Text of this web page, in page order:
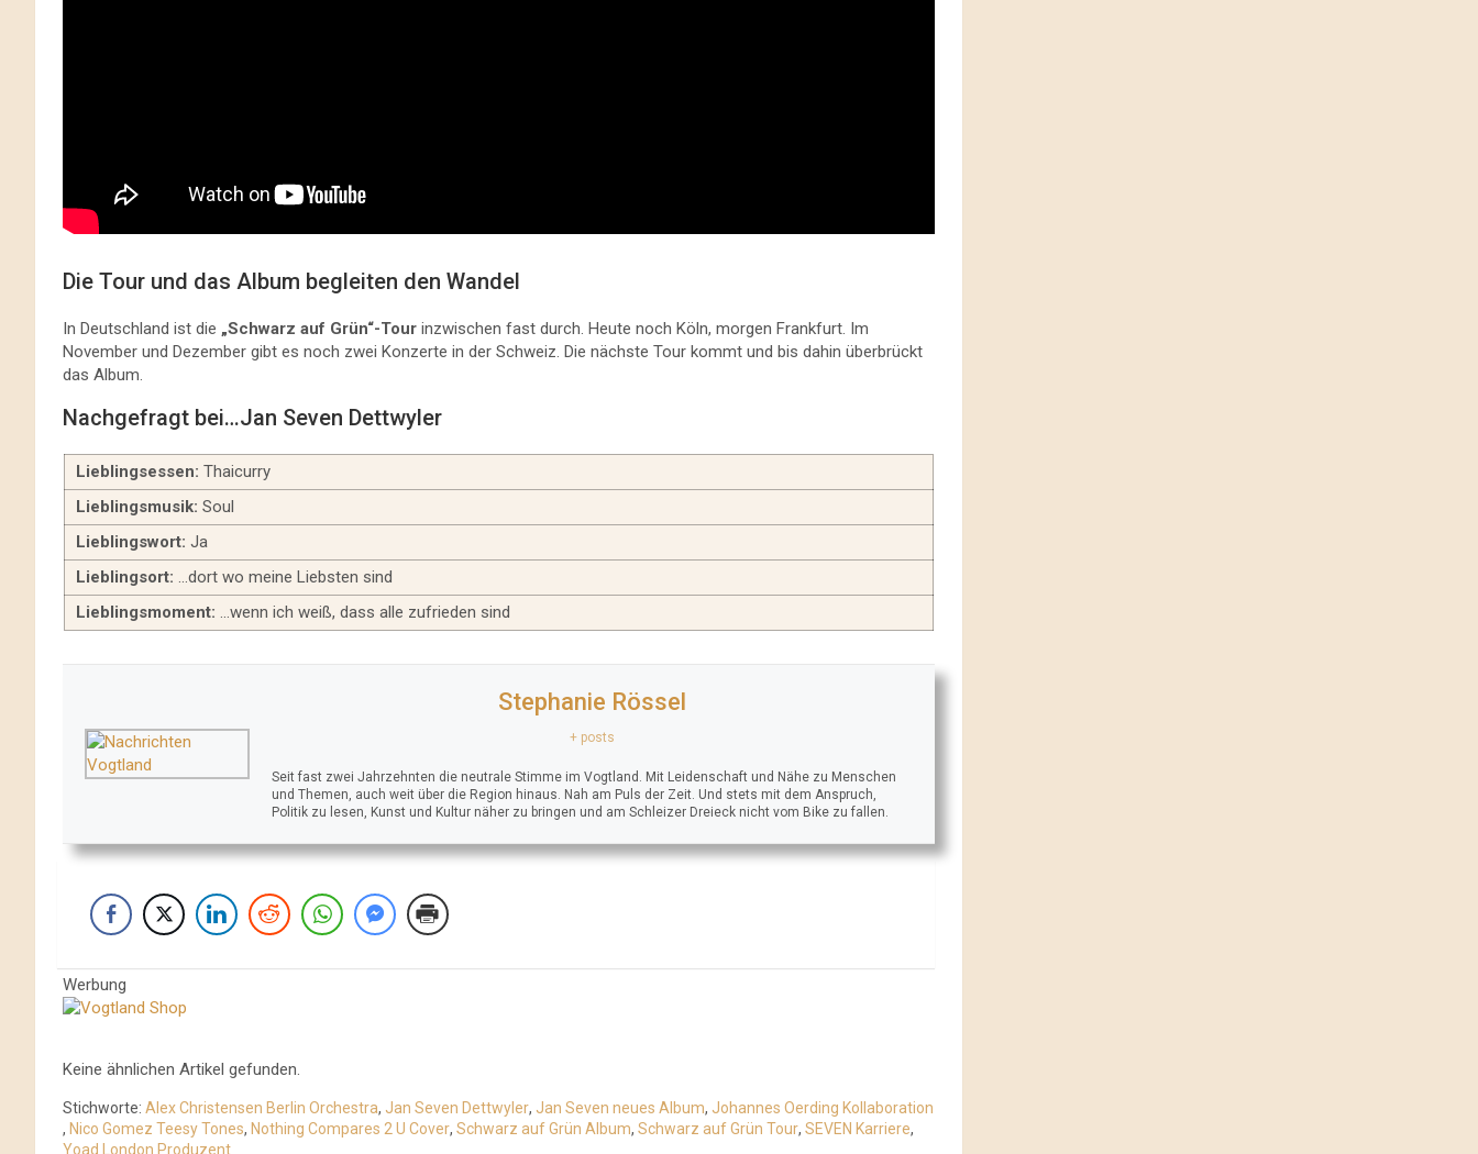
Die Tour und das Album begleiten den Wandel
In Deutschland ist die „Schwarz auf Grün“-Tour inzwischen fast durch. Heute noch Köln, morgen Frankfurt. Im
November und Dezember gibt es noch zwei Konzerte in der Schweiz. Die nächste Tour kommt und bis dahin überbrückt
das Album.
Nachgefragt bei…Jan Seven Dettwyler
Lieblingsessen: Thaicurry
Lieblingsmusik: Soul
Lieblingswort: Ja
Lieblingsort: …dort wo meine Liebsten sind
Lieblingsmoment: …wenn ich weiß, dass alle zufrieden sind
Stephanie Rössel
+ posts
Seit fast zwei Jahrzehnten die neutrale Stimme im Vogtland. Mit Leidenschaft und Nähe zu Menschen
und Themen, auch weit über die Region hinaus. Nah am Puls der Zeit. Und stets mit dem Anspruch,
Politik zu lesen, Kunst und Kultur näher zu bringen und am Schleizer Dreieck nicht vom Bike zu fallen.
Werbung
Keine ähnlichen Artikel gefunden.
Stichworte: Alex Christensen Berlin Orchestra, Jan Seven Dettwyler, Jan Seven neues Album, Johannes Oerding Kollaboration
, Nico Gomez Teesy Tones, Nothing Compares 2 U Cover, Schwarz auf Grün Album, Schwarz auf Grün Tour, SEVEN Karriere,
Yoad London Produzent